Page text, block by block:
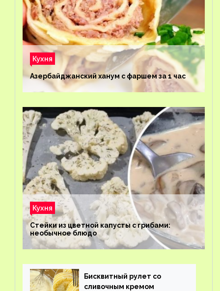
Кухня
Азербайджанский ханум с фаршем за 1 час
Кухня
Стейки из цветной капусты с грибами:
необычное блюдо
Бисквитный рулет со
сливочным кремом